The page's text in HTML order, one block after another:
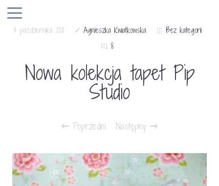
4 października 2011 Agnieszka Kwiatkowska
Bez kategorii
8
Nowa kolekcja tapet Pip
Studio
Poprzedni Następny